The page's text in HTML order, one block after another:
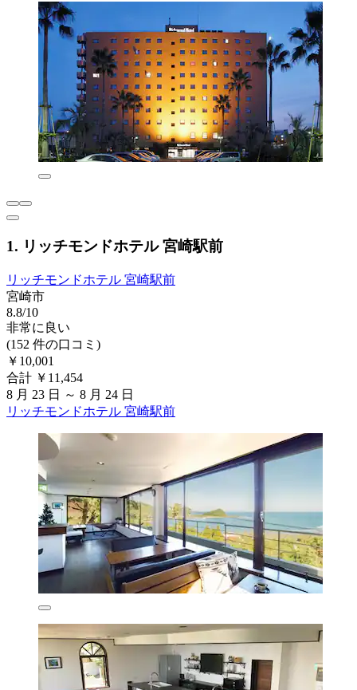
1. リッチモンドホテル 宮崎駅前
リッチモンドホテル 宮崎駅前
宮崎市
8.8/10
非常に良い
(152 件の口コミ)
￥10,001
合計 ￥11,454
8 月 23 日 ～ 8 月 24 日
リッチモンドホテル 宮崎駅前